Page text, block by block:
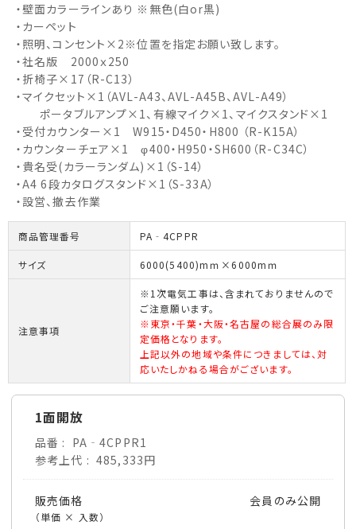
・壁面カラーラインあり ※無色(白or黒)
・カーペット
・照明、コンセント×2※位置を指定お願い致します。
・社名版 2000ｘ250
・折椅子×17（R-C13）
・マイクセット×1（AVL-A43、AVL-A45B、AVL-A49）
ポータブルアンプ×1、有線マイク×1、マイクスタンド×1
・受付カウンター×1 W915・D450・H800 （R-K15A）
・カウンターチェア×1 φ400・H950・SH600（R-C34C）
・貴名受(カラーランダム)×1（S-14）
・A4 6段カタログスタンド×1（S-33A）
・設営、撤去作業
商品管理番号 PA‐4CPPR
サイズ 6000(5400)mｍ×6000mｍ
注意事項
※1次電気工事は、含まれておりませんので
ご注意願います。
※東京・千葉・大阪・名古屋の総合展のみ限
定価格となります。
上記以外の地域や条件につきましては、対
応いたしかねる場合がございます。
1面開放
品番
PA‐4CPPR1
参考上代
485,333円
販売価格
（単価 × 入数）
会員のみ公開